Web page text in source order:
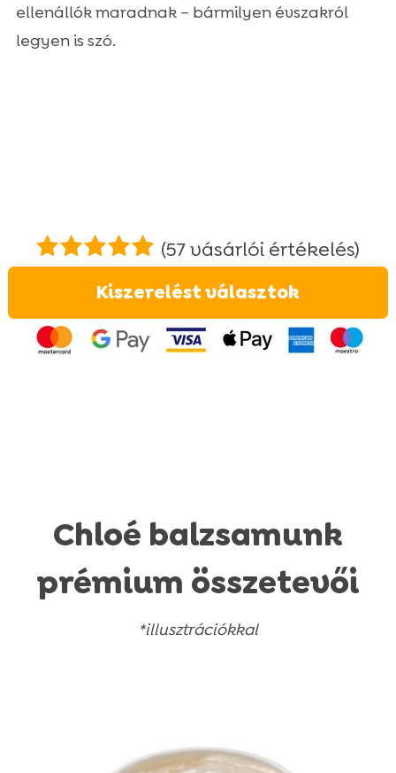
ellenállók maradnak – bármilyen évszakról
legyen is szó.
az 5-
ből,
értékelés
alapján
(57vásárlói értékelés)
Kiszerelést választok
Chloé balzsamunk
prémium összetevői
*illusztrációkkal